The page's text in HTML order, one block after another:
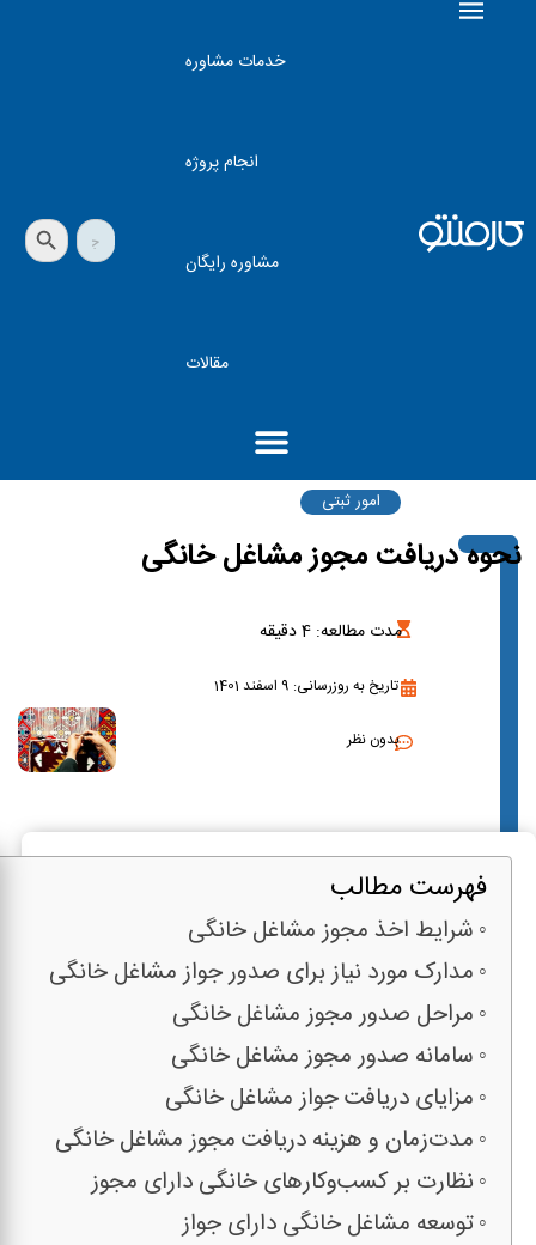
خدمات مشاوره
انجام پروژه
مشاوره رایگان
مقالات
جستجو
برای:
دکمه جستجو
امور ثبتی
نحوه دریافت مجوز مشاغل خانگی
مدت مطالعه: 4دقیقه
تاریخ به روزرسانی: 9 اسفند 1401
بدون نظر
فهرست مطالب
شرایط اخذ مجوز مشاغل خانگی
مدارک مورد نیاز برای صدور جواز مشاغل خانگی
مراحل صدور مجوز مشاغل خانگی
سامانه صدور مجوز مشاغل خانگی
مزایای دریافت جواز مشاغل خانگی
مدت‌زمان و هزینه دریافت مجوز مشاغل خانگی
نظارت بر کسب‌وکارهای خانگی دارای مجوز
توسعه مشاغل خانگی دارای جواز